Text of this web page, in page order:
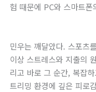
험 때문에 PC와 스마트
민우는 깨달았다. 스포츠
이상 스트레스와 지출의
리고 바로 그 순간, 복잡
트리밍 환경에 깊은 피로